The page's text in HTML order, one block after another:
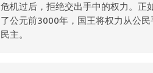
危机过后，拒绝交出手中的权力。正
了公元前3000年，国王将权力从公
民主。